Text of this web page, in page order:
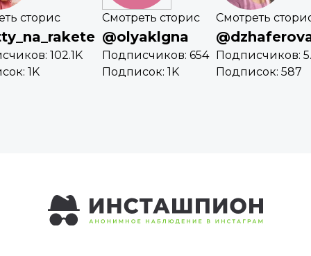
сторис
102.1K
1K
Смотреть сторис
@olyaklgna
Подписчиков: 654
Подписок: 1K
Смотреть
Подписчиков:
Подписок: 587